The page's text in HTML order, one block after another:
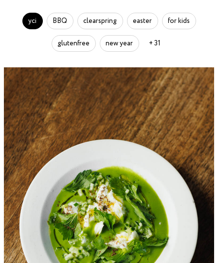
усі BBQ clearspring easter for kids
glutenfree new year + 31